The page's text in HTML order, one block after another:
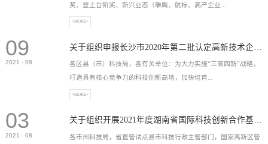
奖、登上台阶奖、新兴业态（雏鹰、航标、高产企业...
）奖等，最高奖励2...
+MORE+
09
2021 - 08
各区县（市）科技局，各有关单位：为大力实施“三高四新”战略，
打造具有核心竞争力的科技创新高地，加快培育...
高新技术企业，充分...
+MORE+
03
2021 - 08
关于组织开展2021年度湖南省国际科技创新合作基地申报工作的通知
各市州科技局，省直管试点县市科技行政主管部门，国家高新区管